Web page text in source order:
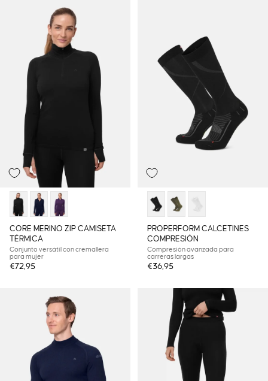
CORE MERINO ZIP CAMISETA
TÉRMICA
Conjunto versátil con cremallera
para mujer
€72,95
PROPERFORM CALCETINES
COMPRESIÓN
Compresión avanzada para
carreras largas
€36,95